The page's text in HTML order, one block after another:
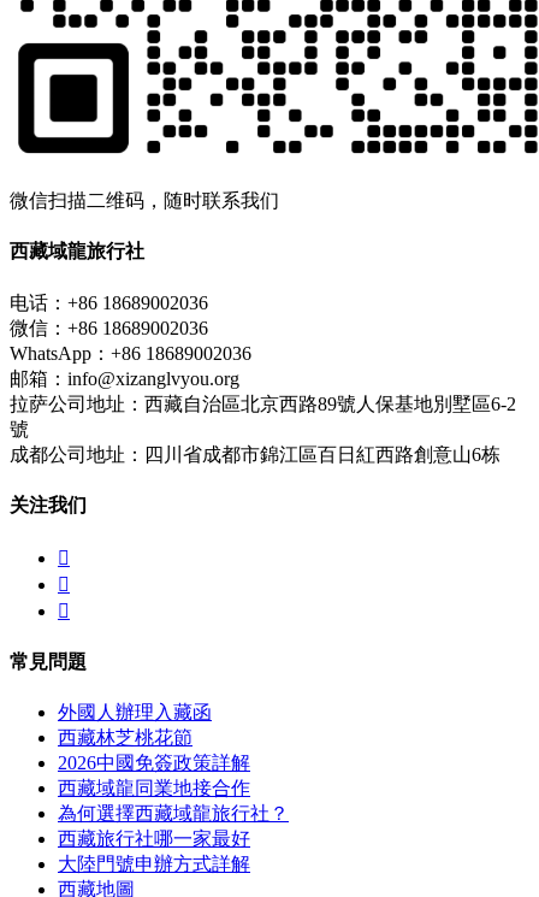
微信扫描二维码，随时联系我们
西藏域龍旅行社
电话：+86 18689002036
微信：+86 18689002036
WhatsApp：+86 18689002036
邮箱：info@xizanglvyou.org
拉萨公司地址：西藏自治區北京西路89號人保基地別墅區6-2
號
成都公司地址：四川省成都市錦江區百日紅西路創意山6栋
关注我们



常見問題
外國人辦理入藏函
西藏林芝桃花節
2026中國免簽政策詳解
西藏域龍同業地接合作
為何選擇西藏域龍旅行社？
西藏旅行社哪一家最好
大陸門號申辦方式詳解
西藏地圖